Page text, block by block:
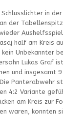
in
an der
half am Kreis
Unbekannter
Lukas Graf
und insgesamt
Panterabwehr
4:2 Variante
am Kreis zur
waren, konnten